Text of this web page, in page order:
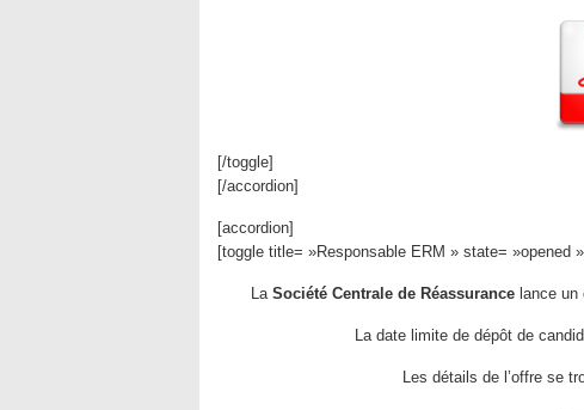
[/toggle]
[/accordion]
[accordion]
[toggle title= »Responsable ERM » state= »opened
La Société Centrale de Réassurance lance
La date limite de dépôt de
Les détails de l’offre se